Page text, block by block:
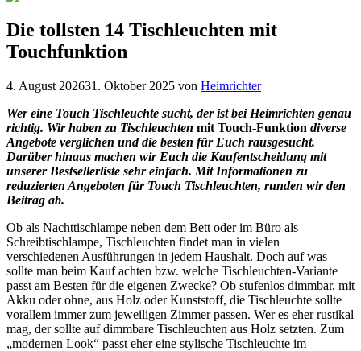
Die tollsten 14 Tischleuchten mit
Touchfunktion
4. August 202631. Oktober 2025 von Heimrichter
Wer eine Touch Tischleuchte sucht, der ist bei Heimrichten genau
richtig. Wir haben zu Tischleuchten mit Touch-Funktion diverse
Angebote verglichen und die besten für Euch rausgesucht.
Darüber hinaus machen wir Euch die Kaufentscheidung mit
unserer Bestsellerliste sehr einfach. Mit Informationen zu
reduzierten Angeboten für Touch Tischleuchten, runden wir den
Beitrag ab.
Ob als Nachttischlampe neben dem Bett oder im Büro als
Schreibtischlampe, Tischleuchten findet man in vielen
verschiedenen Ausführungen in jedem Haushalt. Doch auf was
sollte man beim Kauf achten bzw. welche Tischleuchten-Variante
passt am Besten für die eigenen Zwecke? Ob stufenlos dimmbar, mit
Akku oder ohne, aus Holz oder Kunststoff, die Tischleuchte sollte
vorallem immer zum jeweiligen Zimmer passen. Wer es eher rustikal
mag, der sollte auf dimmbare Tischleuchten aus Holz setzten. Zum
„modernen Look“ passt eher eine stylische Tischleuchte im